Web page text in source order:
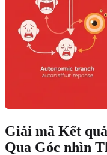
Giải mã Kết
Qua Góc nhìn